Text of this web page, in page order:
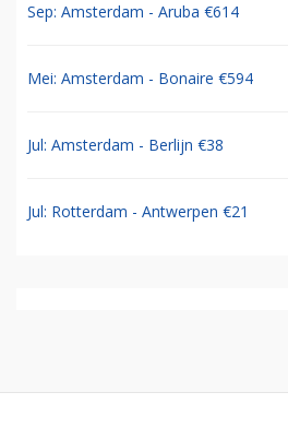
Sep: Amsterdam - Aruba €614
Mei: Amsterdam - Bonaire €594
Jul: Amsterdam - Berlijn €38
Jul: Rotterdam - Antwerpen €21